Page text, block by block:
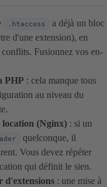
.htaccess a déjà un bloc
d'une extension), en
Fusionnez vos en-
PHP : cela manque tous
au niveau du
location (Nginx) : si un
quelconque, il
Vous devez répéter
qui définit le sien.
d'extensions : une mise à